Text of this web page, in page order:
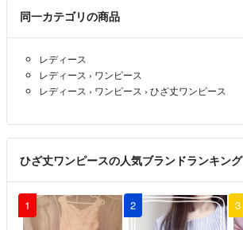
同一カテゴリの商品
レディース
レディース › ワンピース
レディース › ワンピース › ひざ丈ワンピース
ひざ丈ワンピースの人気ブランドランキング
1 2 3